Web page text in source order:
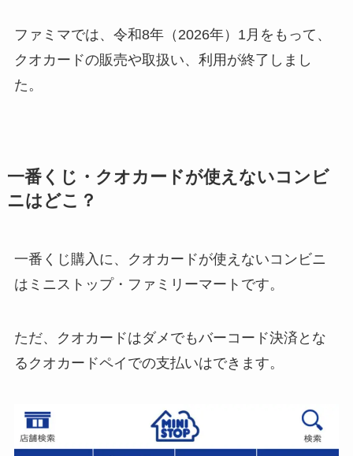
ファミマでは、令和8年（2026年）1月をもって、
クオカードの販売や取扱い、利用が終了しまし
た。
一番くじ・クオカードが使えないコンビ
ニはどこ？
一番くじ購入に、クオカードが使えないコンビニ
はミニストップ・ファミリーマートです。
ただ、クオカードはダメでもバーコード決済とな
る クオカードペイでの支払いはできます。